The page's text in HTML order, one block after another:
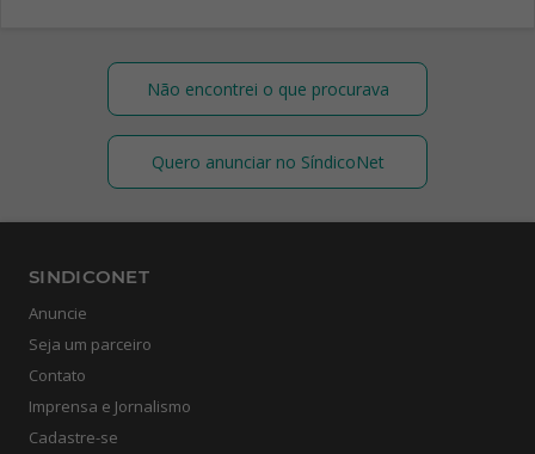
Não encontrei o que procurava
Quero anunciar no SíndicoNet
SINDICONET
Anuncie
Seja um parceiro
Contato
Imprensa e Jornalismo
Cadastre-se